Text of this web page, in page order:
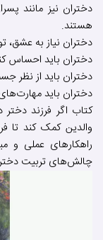
دختران نیز مانند
هستند.
دختران نیاز به عشق،
دختران باید احساس
دختران باید از نظر
دختران باید
کتاب اگر فرزند دختر
والدین کمک کند تا
راهکارهای عملی و
چالش‌های تربیت